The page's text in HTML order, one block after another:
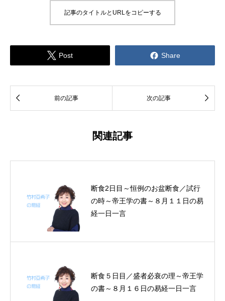
記事のタイトルとURLをコピーする
 Post  Share
 前の記事 次の記事 
関連記事
断食2日目～恒例のお盆断食／試行
の時～帝王学の書～８月１１日の易
経一日一言
断食５日目／盛者必衰の理～帝王学
の書～８月１６日の易経一日一言